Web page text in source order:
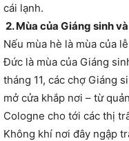
cái lạnh.
2. Mùa của Giáng sinh
Nếu mùa hè là mùa của
Đức là mùa của Giáng
tháng 11, các chợ Giáng
mở cửa khắp nơi – từ
Cologne cho tới các thị
Không khí nơi đây ngập